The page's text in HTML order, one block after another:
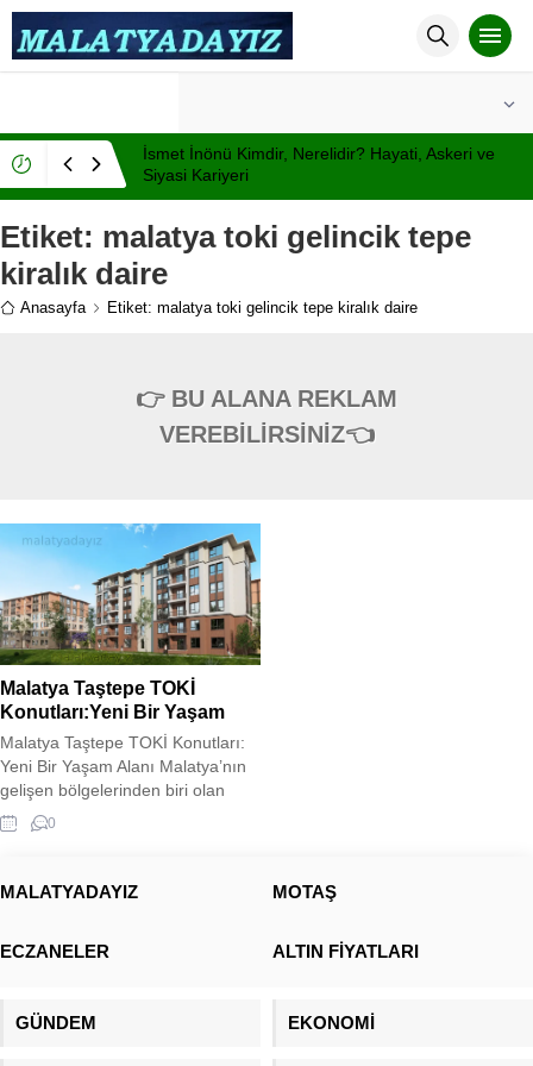
İsmet İnönü Kimdir, Nerelidir? Hayati, Askeri ve
Siyasi Kariyeri
Etiket: malatya toki gelincik tepe
kiralık daire
Anasayfa Etiket: malatya toki gelincik tepe kiralık daire
👉 BU ALANA REKLAM
VEREBİLİRSİNİZ👈
Malatya Taştepe TOKİ
Konutları:Yeni Bir Yaşam
Malatya Taştepe TOKİ Konutları:
Yeni Bir Yaşam Alanı Malatya’nın
gelişen bölgelerinden biri olan
Taştepe’de, TOKİ tarafından inşa
edilen yeni konutlar, modern
taşıyor. Deprem riski taşıyan
TOKİ, Taştepe’deki projede de
güvenli yaşam...
0
MALATYADAYIZ MOTAŞ
ECZANELER ALTIN FİYATLARI
GÜNDEM EKONOMİ